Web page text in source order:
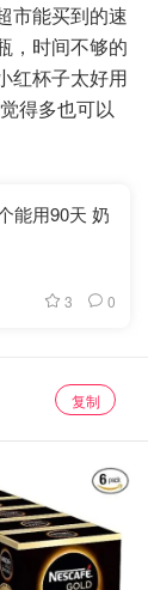
市能买到的速
，时间不够的
红杯子太好用
得多也可以
能用90天 奶
3 0
复制